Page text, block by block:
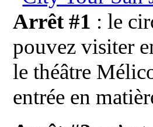
Arrêt #1 : le
pouvez visiter
le théâtre
entrée en